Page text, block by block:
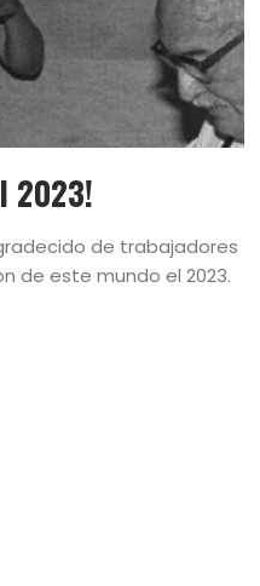
2023!
de trabajadores
de este mundo el 2023.